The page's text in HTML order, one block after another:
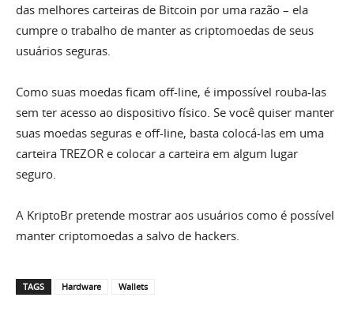
das melhores carteiras de Bitcoin por uma razão – ela
cumpre o trabalho de manter as criptomoedas de seus
usuários seguras.
Como suas moedas ficam off-line, é impossível rouba-las
sem ter acesso ao dispositivo físico. Se você quiser manter
suas moedas seguras e off-line, basta colocá-las em uma
carteira TREZOR e colocar a carteira em algum lugar
seguro.
A KriptoBr pretende mostrar aos usuários como é possível
manter criptomoedas a salvo de hackers.
TAGS Hardware Wallets